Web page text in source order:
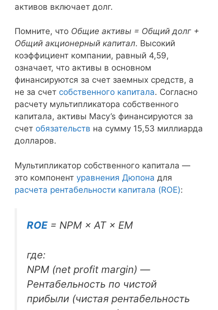
активов включает долг.
Помните, что Общие активы = Общий долг +
Общий акционерный капитал. Высокий
коэффициент компании, равный 4,59,
означает, что активы в основном
финансируются за счет заемных средств, а
не за счет собственного капитала. Согласно
расчету мультипликатора собственного
капитала, активы Macy’s финансируются за
счет обязательств на сумму 15,53 миллиарда
долларов.
Мультипликатор собственного капитала —
это компонент уравнения Дюпона для
расчета рентабельности капитала (ROE):
ROE = NPM × АТ × EM
где:
NPM (net profit margin) —
Рентабельность по чистой
прибыли (чистая рентабельность